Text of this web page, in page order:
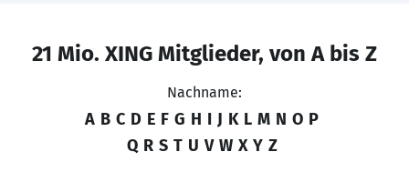
21 Mio. XING Mitglieder, von A bis Z
Nachname:
A B C D E F G H I J K L M N O P
Q R S T U V W X Y Z